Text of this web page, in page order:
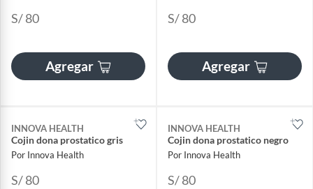
S/ 80
Agregar
S/ 80
Agregar
INNOVA HEALTH
Cojin dona prostatico gris
Por Innova Health
S/ 80
INNOVA HEALTH
Cojin dona prostatico negro
Por Innova Health
S/ 80